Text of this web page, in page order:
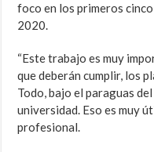
foco en los primeros
2020.
“Este trabajo es muy
que deberán cumplir, los
Todo, bajo el paraguas
universidad. Eso es muy
profesional.